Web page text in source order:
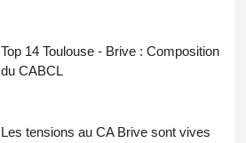
Top 14 Toulouse - Brive : Composition
du CABCL
Les tensions au CA Brive sont vives